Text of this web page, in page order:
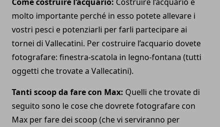
molto importante perché in esso potete allevare i
vostri pesci e potenziarli per farli partecipare ai
tornei di Vallecatini. Per costruire l’acquario dovete
fotografare: finestra-scatola in legno-fontana (tutti
oggetti che trovate a Vallecatini).
Tanti scoop da fare con Max: Quelli che trovate di
seguito sono le cose che dovrete fotografare con
Max per fare dei scoop (che vi serviranno per